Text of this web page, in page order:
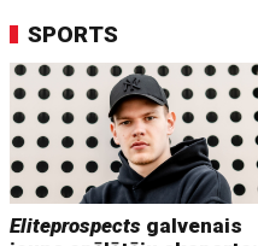
SPORTS
Eliteprospects galvenais